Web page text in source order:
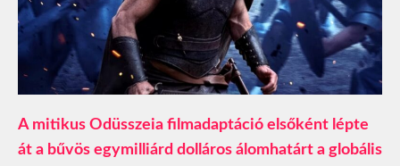
A mitikus Odüsszeia filmadaptáció elsőként lépte
át a bűvös egymilliárd dolláros álomhatárt a globális